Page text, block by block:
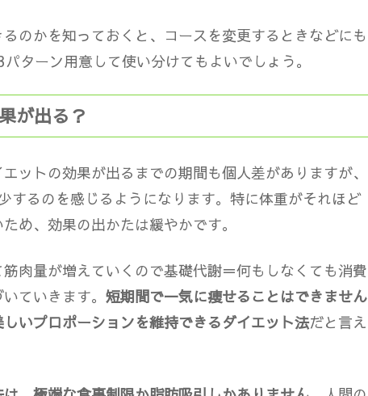
のかを知っておくと、コースを変更するときなどにも
ターン用意して使い分けてもよいでしょう。
が出る？
ットの効果が出るまでの期間も個人差がありますが、
するのを感じる ようになります。特に体重がそれほど
め、効果の出かたは緩やかです。
肉量が増えていくので基礎代謝＝何もしなくても消費
ていきます。 短期間で一気に痩せることはできません
いプロポーションを維持できるダイエット法だと言え